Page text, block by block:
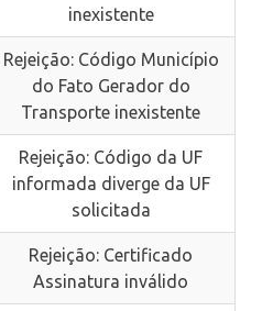
inexistente
Rejeição: Código Município
do Fato Gerador do
Transporte inexistente
Rejeição: Código da UF
informada diverge da UF
solicitada
Rejeição: Certificado
Assinatura inválido